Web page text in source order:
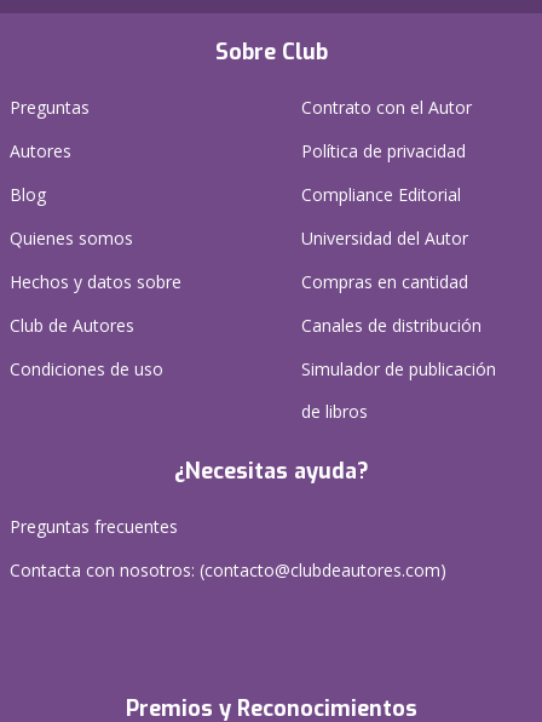
Sobre Club
Preguntas
Autores
Blog
Quienes somos
Hechos y datos sobre
Club de Autores
Condiciones de uso
Contrato con el Autor
Política de privacidad
Compliance Editorial
Universidad del Autor
Compras en cantidad
Canales de distribución
Simulador de publicación
de libros
¿Necesitas ayuda?
Preguntas frecuentes
Contacta con nosotros: (contacto@clubdeautores.com)
Premios y Reconocimientos